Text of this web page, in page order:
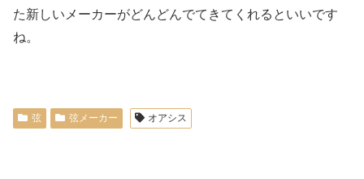
た新しいメーカーがどんどんでてきてくれるといいです
ね。
弦 弦メーカー オアシス